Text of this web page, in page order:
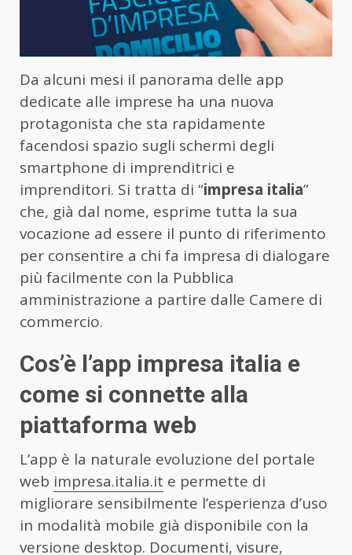
Da alcuni mesi il panorama delle app
dedicate alle imprese ha una nuova
protagonista che sta rapidamente
facendosi spazio sugli schermi degli
smartphone di imprenditrici e
imprenditori. Si tratta di “impresa italia”
che, già dal nome, esprime tutta la sua
vocazione ad essere il punto di riferimento
per consentire a chi fa impresa di dialogare
più facilmente con la Pubblica
amministrazione a partire dalle Camere di
commercio.
Cos’è l’app impresa italia e
come si connette alla
piattaforma web
L’app è la naturale evoluzione del portale
web impresa.italia.it e permette di
migliorare sensibilmente l’esperienza d’uso
in modalità mobile già disponibile con la
versione desktop. Documenti, visure,